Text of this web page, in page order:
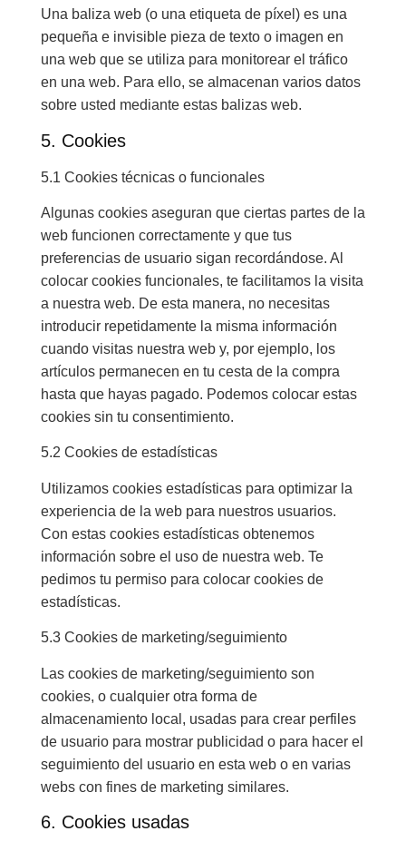
Una baliza web (o una etiqueta de píxel) es una
pequeña e invisible pieza de texto o imagen en
una web que se utiliza para monitorear el tráfico
en una web. Para ello, se almacenan varios datos
sobre usted mediante estas balizas web.
5. Cookies
5.1 Cookies técnicas o funcionales
Algunas cookies aseguran que ciertas partes de la
web funcionen correctamente y que tus
preferencias de usuario sigan recordándose. Al
colocar cookies funcionales, te facilitamos la visita
a nuestra web. De esta manera, no necesitas
introducir repetidamente la misma información
cuando visitas nuestra web y, por ejemplo, los
artículos permanecen en tu cesta de la compra
hasta que hayas pagado. Podemos colocar estas
cookies sin tu consentimiento.
5.2 Cookies de estadísticas
Utilizamos cookies estadísticas para optimizar la
experiencia de la web para nuestros usuarios.
Con estas cookies estadísticas obtenemos
información sobre el uso de nuestra web. Te
pedimos tu permiso para colocar cookies de
estadísticas.
5.3 Cookies de marketing/seguimiento
Las cookies de marketing/seguimiento son
cookies, o cualquier otra forma de
almacenamiento local, usadas para crear perfiles
de usuario para mostrar publicidad o para hacer el
seguimiento del usuario en esta web o en varias
webs con fines de marketing similares.
6. Cookies usadas